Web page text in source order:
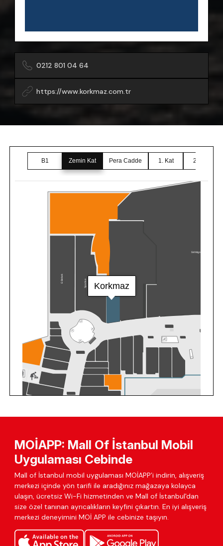
0212 801 04 64
https://www.korkmaz.com.tr
MOİAPP: Mall Of İstanbul Mobil
Uygulaması Cebinde
Mall of İstanbul mobil uygulaması MOİAPP’i indirin, alışveriş
merkezi içinde yön tarifi ile aradığınız mağazaya kolayca
ulaşın, ücretsiz Wi-Fi hizmetinden ve Mall of İstanbul'dan
size özel tanınan ayrıcalıkların keyfini çıkartın. En iyi alışveriş
merkezi deneyimini MOİ APP ile cebinize taşıyın.